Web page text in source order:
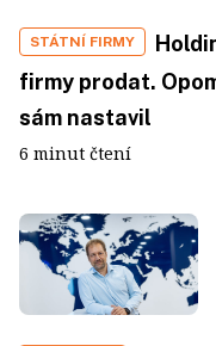
STÁTNÍ FIRMY
firmy prodat.
sám nastavil
6 minut čtení